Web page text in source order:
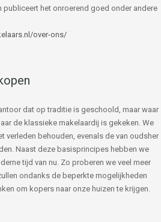
publiceert het onroerend goed onder andere
over-ons/
dat op traditie is geschoold, maar waar
de klassieke makelaardij is gekeken. We
verleden behouden, evenals de van oudsher
Naast deze basisprincipes hebben we
tijd van nu. Zo proberen we veel meer
ondanks de beperkte mogelijkheden
om kopers naar onze huizen te krijgen.